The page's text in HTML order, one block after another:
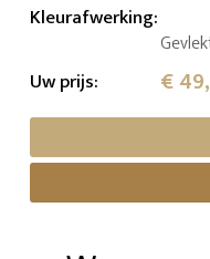
Kleurafwerking:
Uw prijs: €